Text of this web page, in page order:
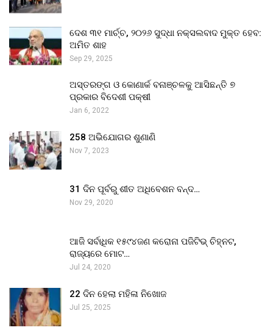
ଦେଶ ୩୧ ମାର୍ଚ୍ଚ, ୨୦୨୬ ସୁଦ୍ଧା ନକ୍ସଲବାଦ ମୁକ୍ତ ହେବ:
ଅମିତ ଶାହ
Sep 29, 2025
ଅସ୍ତରଙ୍ଗ ଓ କୋଣାର୍କ ବନାଞ୍ଚଳକୁ ଆସିଛନ୍ତି ୭
ପ୍ରକାର ବିଦେଶୀ ପକ୍ଷୀ
Jan 6, 2022
258 ଅଭିଯୋଗର ଶୁଣାଣି
Nov 7, 2023
31 ଦିନ ପୂର୍ବରୁ ଶୀତ ଅଧିବେଶନ ବନ୍ଦ…
Nov 29, 2020
ଆଜି ସର୍ବାଧିକ ୧୫୯୪ଜଣ କରୋନା ପଜିଟିଭ୍ ଚିହ୍ନଟ,
ରାଜ୍ୟରେ ମୋଟ…
Jul 24, 2020
22 ଦିନ ହେଲା ମହିଳା ନିଖୋଜ
Jul 25, 2025